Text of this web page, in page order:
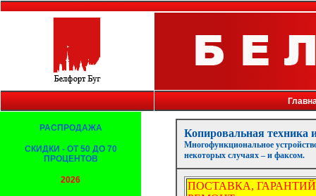
РАСПРОДАЖА
СКИДКИ - ОТ 50 ДО 70
ПРОЦЕНТОВ
2026
Копировальная
Многофункциональное
некоторых случаях – и факсом.
ПОСТАВКА,